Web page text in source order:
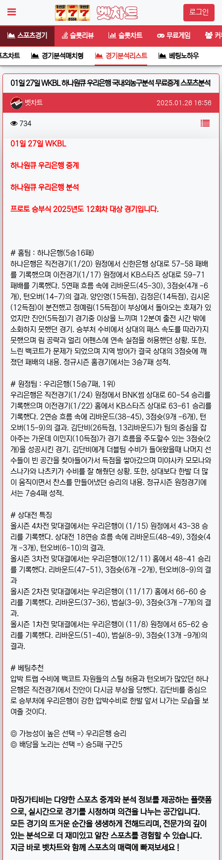
로그인
스포츠경기 슬롯리뷰 슬롯차트 무료게임
차트 경기분석매치형 경기분석리스트 베팅노하우
01일 27일 WKBL 하나원큐 우리은행 국내외농구분석 무료중계 스포츠분석
작성자 정보
벳차트 작성일
2025.01.26 16:56
컨텐츠 정보
734조회 목록
본문01일 27일 WKBL
하나원큐 우리은행 중계
하나원큐 우리은행 분석
프로토 승부식 2025년도 12회차 대상 경기입니다.
# 홈팀 : 하나은행(5승16패)
하나은행은 직전경기(1/20) 원정에서 신한은행 상대로 57-58 패배
를 기록했으며 이전경기(1/17) 원정에서 KB스타즈 상대로 59-71
패배를 기록했다. 5연패 흐름 속에 리바운드(45-30), 3점슛(4개 -6
개), 턴오버(14-7)의 결과. 양인영(15득점), 김정은(14득점), 김시온
(12득점)이 분전했고 정예림(15득점)이 부상에서 돌아오는 호재가 있
었지만 진안(5득점)기 경기중 이상을 느끼며 12분여 출전 시간 밖에
소화하지 못했던 경기. 승부처 수비에서 상대의 패스 속도를 따라가지
못했으며 림 공략과 얼리 어펜스에 연속 실점을 허용했던 상황. 또한,
느린 백코트가 문제가 되었으며 지역 방어가 결국 상대의 3점슛에 깨
졌던 패배의 내용. 정규시즌 홈경기에서는 3승7패 성적.
# 원정팀 : 우리은행(15승7패, 1위)
우리은행은 직전경기(1/24) 원정에서 BNK썸 상대로 60-54 승리를
기록했으며 이전경기(1/22) 홈에서 KB스타즈 상대로 63-61 승리를
기록했다. 2연승 흐름 속에 리바운드(38-45), 3점슛(9개 -6개), 턴
오버(15-9)의 결과. 김단비(26득점, 13리바운드)가 팀의 중심을 잡
아주는 가운데 이민지(10득점)가 경기 흐름을 주도할수 있는 3점슛(2
개)을 성공시킨 경기. 김단비에게 더블팀 수비가 들어왔을때 나머지 선
수들이 빈 공간을 찾아들어가서 득점을 쌓아갔으며 미야사카 모모나와
스나가와 나츠키가 수비를 잘 해줬던 상황. 또한, 상대보다 한발 더 많
이 움직이면서 찬스를 만들어냈던 승리의 내용. 정규시즌 원정경기에
서는 7승4패 성적.
# 상대전 특징
올시즌 4차전 맞대결에서는 우리은행이 (1/15) 원정에서 43-38 승
리를 기록했다. 상대전 18연승 흐름 속에 리바운드(48-49), 3점슛(4
개 -3개), 턴오버(6-10)의 결과.
올시즌 3차전 맞대결에서는 우리은행이(12/11) 홈에서 48-41 승리
를 기록했다. 리바운드(47-51), 3점슛(6개 -2개), 턴오버(8-9)의 결
과
올시즌 2차전 맞대결에서는 우리은행이 (11/17) 홈에서 66-60 승
리를 기록했다. 리바운드(37-36), 범실(3-9), 3점슛(3개 -7개)의 결
과.
올시즌 1차전 맞대결에서는 우리은행이 (11/8) 원정에서 65-62 승
리를 기록했다. 리바운드(51-40), 범실(8-9), 3점슛(13개 -9개)의
결과.
# 베팅추천
압박 트랩 수비에 백코트 자원들의 스틸 허용과 턴오버가 많았던 하나
은행은 직전경기에서 진안이 다시금 부상을 당했다. 김단비를 중심으
로 승부처에 우리은행이 강한 압박수비로 한발 앞서 나가는 모습을 보
여줄 것이다.
◎ 가능성이 높은 선택 => 우리은행 승리
◎ 배당을 노리는 선택 => 승5패 구간5
마징가 티비는 다양 한 스포츠 중계와 분석 정보를 제공하는 플랫폼
으로, 실시간으로 경기를 시청하며 의견을 나누는 공간입니다.
모든 경기의 뜨거운 순간을 생생하게 전해드리며, 전문가의 깊이
있는 분석으로 더 재미있고 알찬 스포츠를 경험할 수 있습니다.
지금 바로 벳차트와 함께 스포츠의 매력에 빠져보세요 !